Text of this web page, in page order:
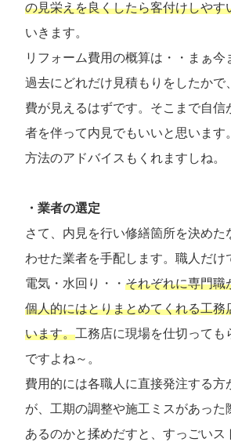
の見栄えを良くしたら客付けしやす
いきます。
リフォーム費用の概算は・・まぁ今
過去にどれだけ見積もりをしたかで
費が見えるはずです。そこまで自信
者を伴って内見でもいいと思います
方法のアドバイスもくれますしね。
・業者の選定
さて、内見を行い修繕箇所を決めた
わせた業者を手配します。職人だけ
電気・水回り・・ それぞれに専門職
個人的にはとりまとめてくれる工務
います。工務店に現場を仕切っても
ですよね～。
費用的には各職人に直接発注する方
が、工期の調整や施工ミスがあった
あるのかと揉めだすと、すっごいス